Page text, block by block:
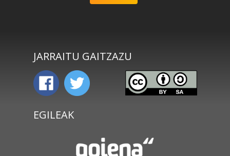
JARRAITU GAITZAZU
EGILEAK